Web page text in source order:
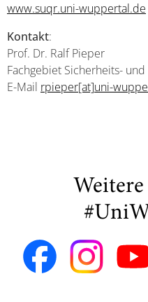
www.suqr.uni-wuppertal.de
Kontakt:
Prof. Dr. Ralf Pieper
Fachgebiet Sicherheits-
E-Mail rpieper[at]uni-